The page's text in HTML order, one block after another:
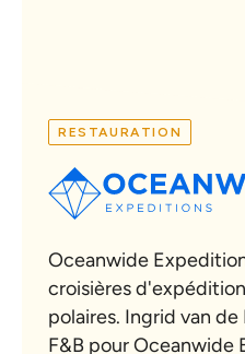
RESTAURATION
Oceanwide
croisières
polaires. Ingrid van
F&B pour Oceanwide